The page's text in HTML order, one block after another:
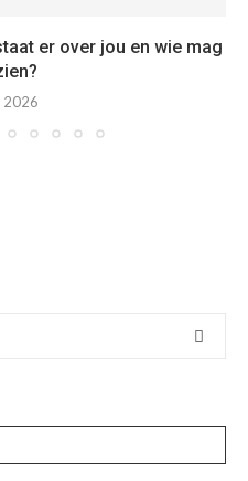
er over jou en wie mag
2026